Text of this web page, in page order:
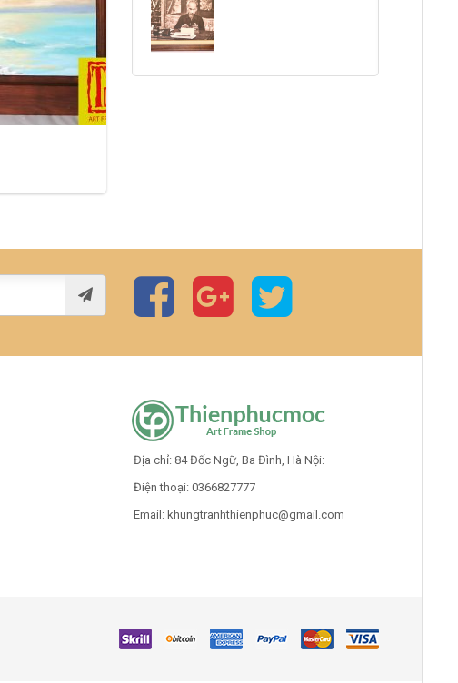
Địa chỉ: 84 Đốc Ngữ, Ba Đình, Hà Nội:
Điện thoại: 0366827777
Email: khungtranhthienphuc@gmail.com